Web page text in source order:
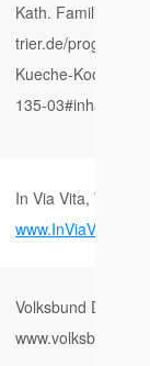
Kath.
trier.de/
Kueche-
135-03#inhalt
In Via Vita,
www.InViaVita.de/
Volksbund